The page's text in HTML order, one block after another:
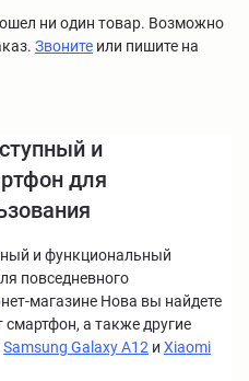
ни один товар. Возможно
Звоните или пишите на
и
для
и функциональный
повседневного
магазине Нова вы найдете
а также другие
Samsung Galaxy A12 и Xiaomi